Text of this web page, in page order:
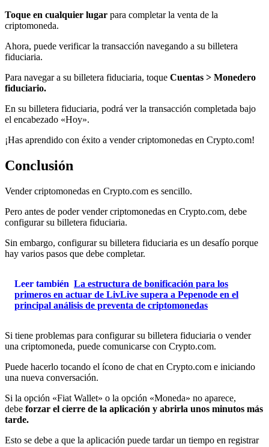
Toque en cualquier lugar para completar la venta de la
criptomoneda.
Ahora, puede verificar la transacción navegando a su billetera
fiduciaria.
Para navegar a su billetera fiduciaria, toque Cuentas > Monedero
fiduciario.
En su billetera fiduciaria, podrá ver la transacción completada bajo
el encabezado «Hoy».
¡Has aprendido con éxito a vender criptomonedas en Crypto.com!
Conclusión
Vender criptomonedas en Crypto.com es sencillo.
Pero antes de poder vender criptomonedas en Crypto.com, debe
configurar su billetera fiduciaria.
Sin embargo, configurar su billetera fiduciaria es un desafío porque
hay varios pasos que debe completar.
Leer también La estructura de bonificación para los
primeros en actuar de LivLive supera a Pepenode en el
principal análisis de preventa de criptomonedas
Si tiene problemas para configurar su billetera fiduciaria o vender
una criptomoneda, puede comunicarse con Crypto.com.
Puede hacerlo tocando el ícono de chat en Crypto.com e iniciando
una nueva conversación.
Si la opción «Fiat Wallet» o la opción «Moneda» no aparece,
debe forzar el cierre de la aplicación y abrirla unos minutos más
tarde.
Esto se debe a que la aplicación puede tardar un tiempo en registrar